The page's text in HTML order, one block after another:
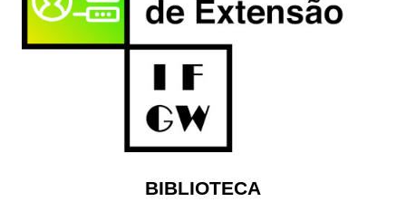
BIBLIOTECA